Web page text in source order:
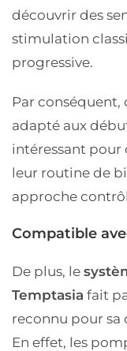
découvrir des
stimulation
progressive.
Par conséquent,
adapté aux
intéressant pour
leur routine de
approche
Compatible
De plus, le
Temptasia fait
reconnu pour
En effet, les